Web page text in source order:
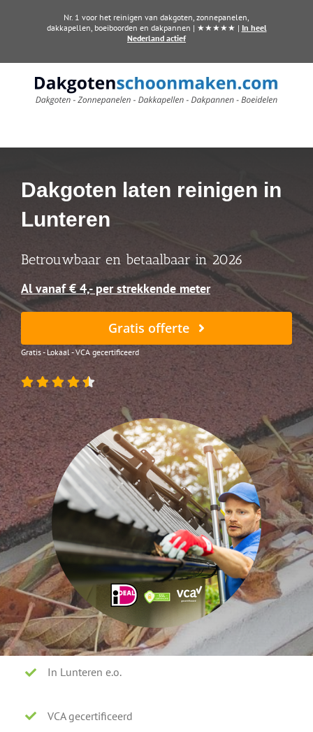
Nr. 1 voor het reinigen van dakgoten, zonnepanelen,
dakkapellen, boeiboorden en dakpannen | ★★★★★ | In heel
Nederland actief
Dakgoten laten reinigen in
Lunteren
Betrouwbaar en betaalbaar in 2026
Al vanaf € 4,- per strekkende meter
Gratis offerte
Gratis - Lokaal - VCA gecertificeerd
In Lunteren e.o.
VCA gecertificeerd